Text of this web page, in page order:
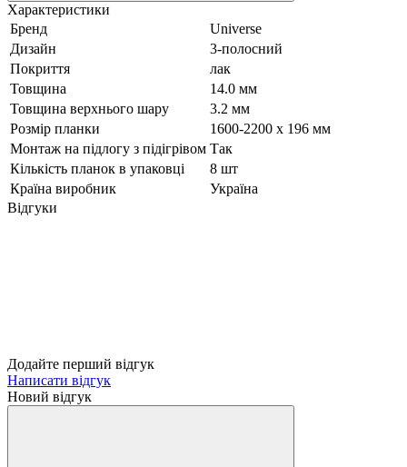
Характеристики
Бренд
Universe
Дизайн
3-полосний
Покриття
лак
Товщина
14.0 мм
Товщина верхнього шару
3.2 мм
Розмір планки
1600-2200 х 196 мм
Монтаж на підлогу з підігрівом Так
Кількість планок в упаковці
8 шт
Країна виробник
Україна
Відгуки
Додайте перший відгук
Написати відгук
Новий відгук